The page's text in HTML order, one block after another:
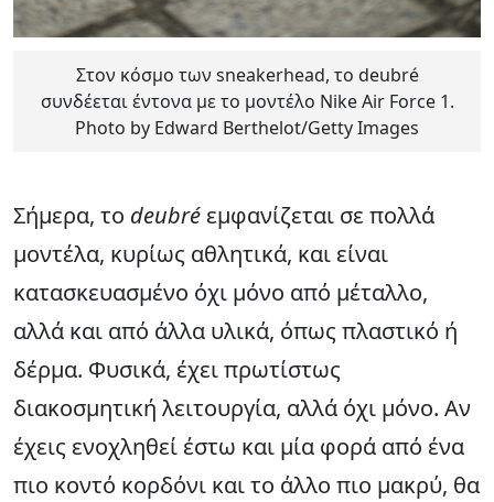
Στον κόσμο των sneakerhead, το deubré
συνδέεται έντονα με το μοντέλο Nike Air Force 1.
Photo by Edward Berthelot/Getty Images
Σήμερα, το deubré εμφανίζεται σε πολλά
μοντέλα, κυρίως αθλητικά, και είναι
κατασκευασμένο όχι μόνο από μέταλλο,
αλλά και από άλλα υλικά, όπως πλαστικό ή
δέρμα. Φυσικά, έχει πρωτίστως
διακοσμητική λειτουργία, αλλά όχι μόνο. Αν
έχεις ενοχληθεί έστω και μία φορά από ένα
πιο κοντό κορδόνι και το άλλο πιο μακρύ, θα